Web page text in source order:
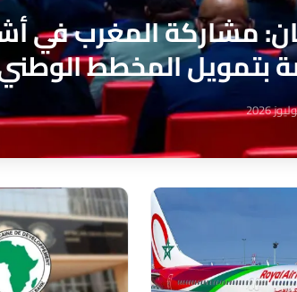
مشاركة المغرب في
بتمويل المخطط الوطني